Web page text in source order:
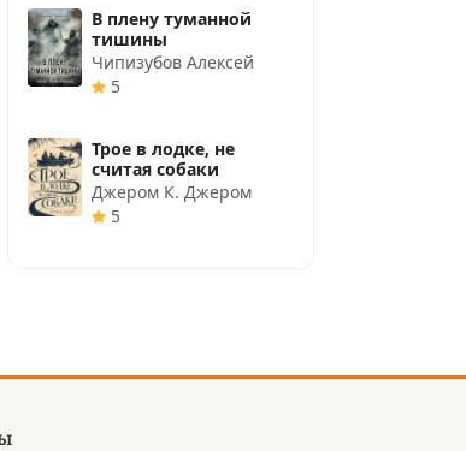
В плену туманной
тишины
Чипизубов Алексей
5
Трое в лодке, не
считая собаки
Джером К. Джером
5